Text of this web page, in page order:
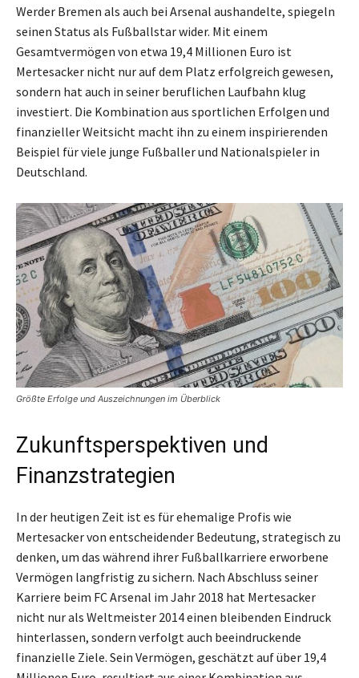
Werder Bremen als auch bei Arsenal aushandelte, spiegeln
seinen Status als Fußballstar wider. Mit einem
Gesamtvermögen von etwa 19,4 Millionen Euro ist
Mertesacker nicht nur auf dem Platz erfolgreich gewesen,
sondern hat auch in seiner beruflichen Laufbahn klug
investiert. Die Kombination aus sportlichen Erfolgen und
finanzieller Weitsicht macht ihn zu einem inspirierenden
Beispiel für viele junge Fußballer und Nationalspieler in
Deutschland.
Größte Erfolge und Auszeichnungen im Überblick
Zukunftsperspektiven und
Finanzstrategien
In der heutigen Zeit ist es für ehemalige Profis wie
Mertesacker von entscheidender Bedeutung, strategisch zu
denken, um das während ihrer Fußballkarriere erworbene
Vermögen langfristig zu sichern. Nach Abschluss seiner
Karriere beim FC Arsenal im Jahr 2018 hat Mertesacker
nicht nur als Weltmeister 2014 einen bleibenden Eindruck
hinterlassen, sondern verfolgt auch beeindruckende
finanzielle Ziele. Sein Vermögen, geschätzt auf über 19,4